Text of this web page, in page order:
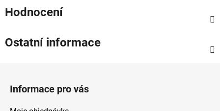
Hodnocení
Ostatní informace
Informace pro vás